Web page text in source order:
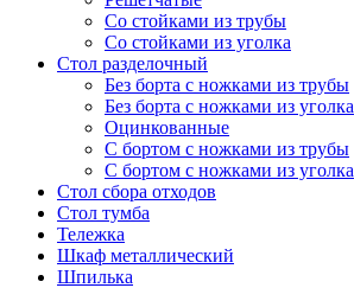
Со стойками из трубы
Со стойками из уголка
Стол разделочный
Без борта с ножками из трубы
Без борта с ножками из уголка
Оцинкованные
С бортом с ножками из трубы
С бортом с ножками из уголка
Стол сбора отходов
Стол тумба
Тележка
Шкаф металлический
Шпилька